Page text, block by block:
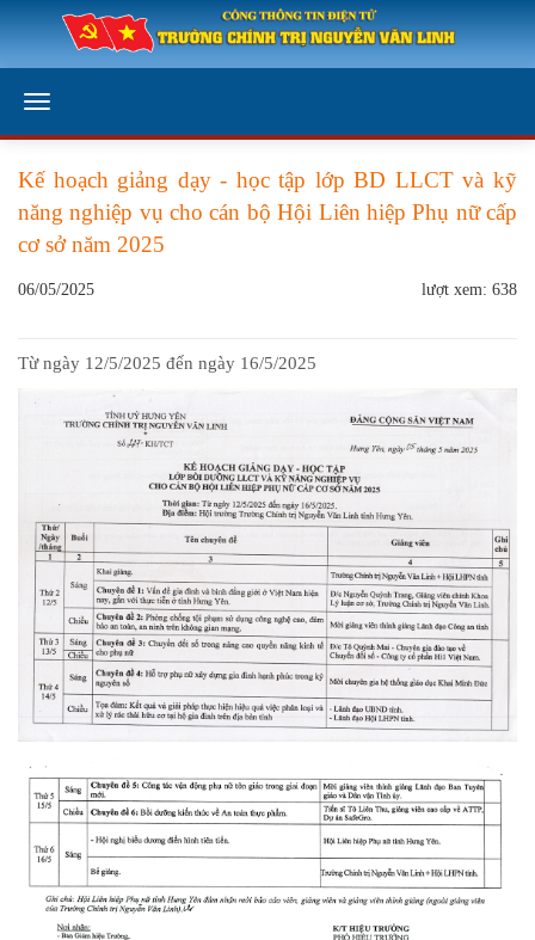
Kế hoạch giảng dạy - học tập lớp BD LLCT và kỹ
năng nghiệp vụ cho cán bộ Hội Liên hiệp Phụ nữ cấp
cơ sở năm 2025
06/05/2025 lượt xem: 638
Từ ngày 12/5/2025 đến ngày 16/5/2025